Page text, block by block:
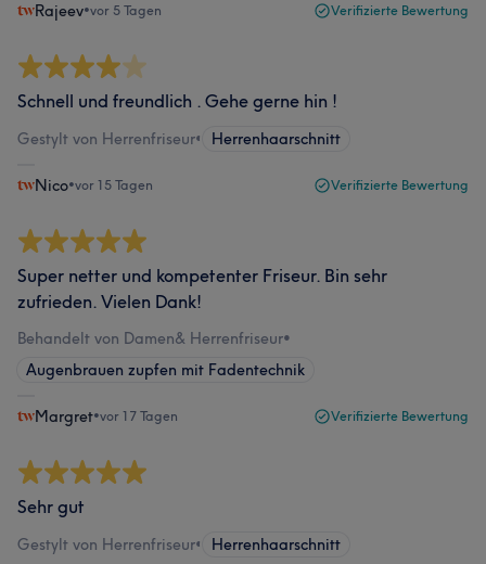
Rajeev•vor 5 Tagen Verifizierte Bewertung
Schnell und freundlich . Gehe gerne hin !
Gestylt von Herrenfriseur• Herrenhaarschnitt
Nico•vor 15 Tagen Verifizierte Bewertung
Super netter und kompetenter Friseur. Bin sehr
zufrieden. Vielen Dank!
Behandelt von Damen& Herrenfriseur•
Augenbrauen zupfen mit Fadentechnik
Margret•vor 17 Tagen Verifizierte Bewertung
Sehr gut
Gestylt von Herrenfriseur• Herrenhaarschnitt